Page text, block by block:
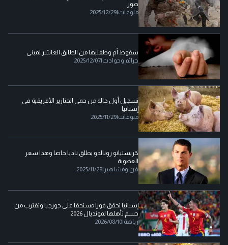
صور
منوعات|
2025/12/29
سقوط أم وطفليها من الطابق العاشر لمبنى
جرائم وحوادث|
2025/12/07
تسجيل أول حالة من حمى الخنازير الأفريقية في
إسبانيا
منوعات|
2025/11/29
كريستيانو رونالدو يطلق ناديا خاصا وهذا سعر
العضوية
فن ومشاهير |
2025/11/28
إسبانيا تحقق فوزا مستحقا على جورجيا وتقترب من
حسم تأهلها لمونديال 2026
رياضة|
2026/08/10